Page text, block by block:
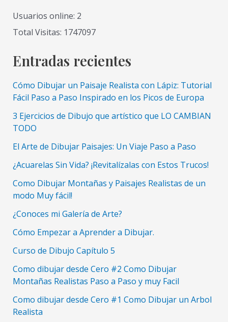
Usuarios online: 2
Total Visitas: 1747097
Entradas recientes
Cómo Dibujar un Paisaje Realista con Lápiz: Tutorial
Fácil Paso a Paso Inspirado en los Picos de Europa
3 Ejercicios de Dibujo que artístico que LO CAMBIAN
TODO
El Arte de Dibujar Paisajes: Un Viaje Paso a Paso
¿Acuarelas Sin Vida? ¡Revitalízalas con Estos Trucos!
Como Dibujar Montañas y Paisajes Realistas de un
modo Muy fácil!
¿Conoces mi Galería de Arte?
Cómo Empezar a Aprender a Dibujar.
Curso de Dibujo Capítulo 5
Como dibujar desde Cero #2 Como Dibujar
Montañas Realistas Paso a Paso y muy Facil
Como dibujar desde Cero #1 Como Dibujar un Arbol
Realista